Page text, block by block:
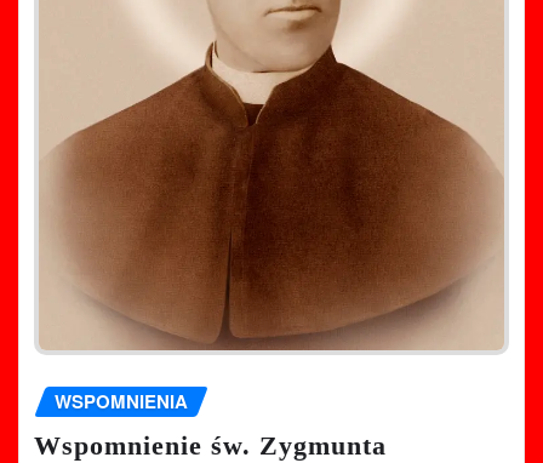
WSPOMNIENIA
Wspomnienie św. Zygmunta